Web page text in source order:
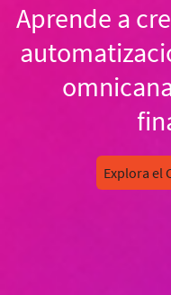
Aprende a
Explora el